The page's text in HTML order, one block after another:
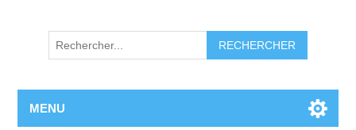
RECHERCHER
MENU